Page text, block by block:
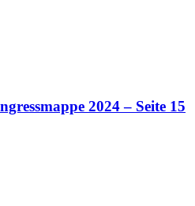
2024 – Seite 15